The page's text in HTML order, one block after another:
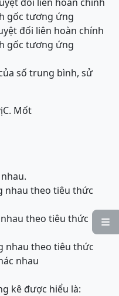

gốc tương ứng
đối liên hoàn chính
gốc tương ứng
số trung bình, sử
C. Mốt
nhau theo tiêu thức
nhau theo tiêu thức
nhau theo tiêu thức
nhau
kê được hiểu là: